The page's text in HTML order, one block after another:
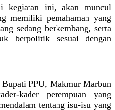
kegiatan ini, akan muncul
memiliki pemahaman yang
sedang berkembang, serta
berpolitik sesuai dengan
Bupati PPU, Makmur Marbun
kader perempuan yang
tentang isu-isu yang